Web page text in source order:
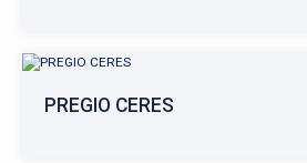
PREGIO CERES